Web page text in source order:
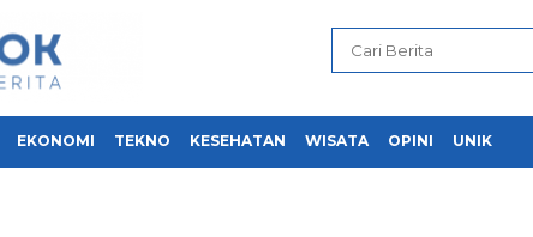
EKONOMI TEKNO KESEHATAN WISATA OPINI UNIK